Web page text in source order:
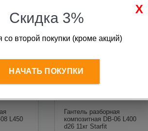
L450
Гантель разборная
композитная DB-06 L400
d26 11кг Starfit
Скидка 3%
со второй покупки (кроме акций)
НАЧАТЬ ПОКУПКИ